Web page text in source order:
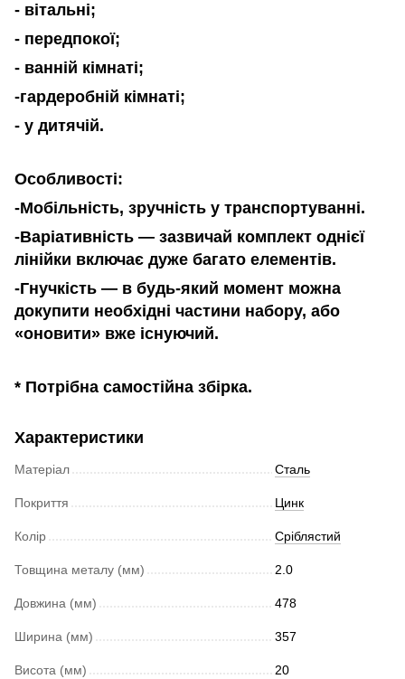
- вітальні;
- передпокої;
- ванній кімнаті;
-гардеробній кімнаті;
- у дитячій.
Особливості:
-Мобільність, зручність у транспортуванні.
-Варіативність — зазвичай комплект однієї
лінійки включає дуже багато елементів.
-Гнучкість — в будь-який момент можна
докупити необхідні частини набору, або
«оновити» вже існуючий.
* Потрібна самостійна збірка.
Характеристики
Матеріал Сталь
Покриття Цинк
Колір Сріблястий
Товщина металу (мм) 2.0
Довжина (мм) 478
Ширина (мм) 357
Висота (мм) 20